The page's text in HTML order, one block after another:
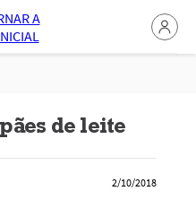
de leite
2/10/2018